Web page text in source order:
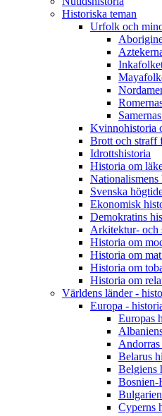
Historiska teman
Urfolk och
Kvinnohistoria
Brott och straff
Idrottshistoria
Historia om
Nationalismens
Svenska
Ekonomisk
Demokratins
Arkitektur- och
Historia om
Historia om
Historia om
Historia om
Världens länder -
Europa -
Europas
Belarus
Belgiens
Bosnien-
Cyperns